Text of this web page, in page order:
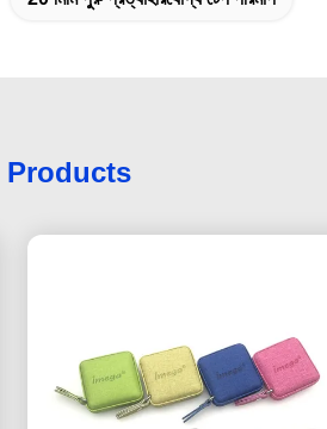
Products